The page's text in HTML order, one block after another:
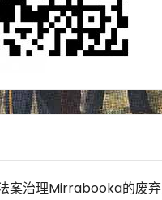
案治理Mirrabooka的废